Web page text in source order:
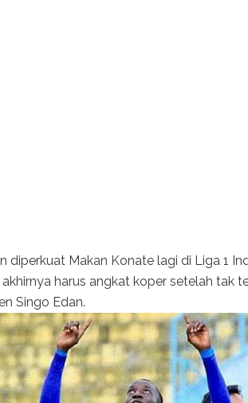
diperkuat Makan Konate lagi di Liga 1
harus angkat koper setelah tak
Singo Edan.